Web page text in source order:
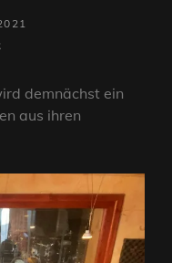
demnächst ein
aus ihren